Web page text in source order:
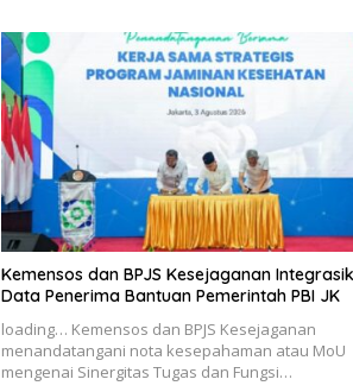
Kemensos dan BPJS Kesejaganan
Data Penerima Bantuan Pemerintah PBI JK
loading… Kemensos dan BPJS Kesejaganan
menandatangani nota kesepahaman atau MoU
mengenai Sinergitas Tugas dan Fungsi…